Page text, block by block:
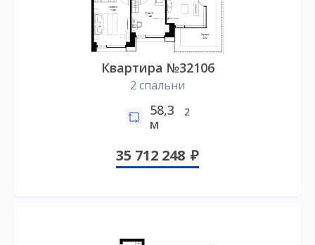
Квартира №32106
2 спальни
58,3
м
2
35 712 248